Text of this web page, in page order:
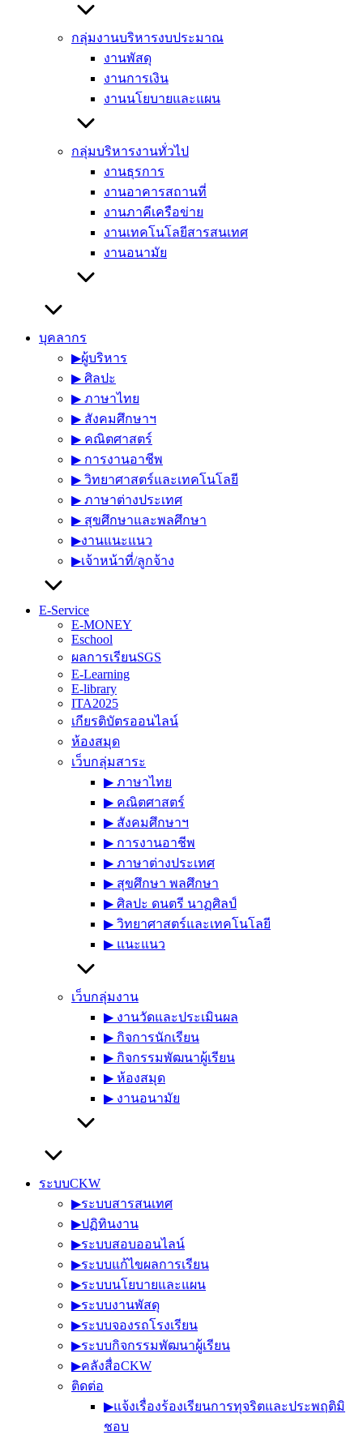
กลุ่มงานบริหารงบประมาณ
งานพัสดุ
งานการเงิน
งานนโยบายและแผน
กลุ่มบริหารงานทั่วไป
งานธุรการ
งานอาคารสถานที่
งานภาคีเครือข่าย
งานเทคโนโลยีสารสนเทศ
งานอนามัย
บุคลากร
▶︎ผู้บริหาร
▶︎ ศิลปะ
▶︎ ภาษาไทย
▶︎ สังคมศึกษาฯ
▶︎ คณิตศาสตร์
▶︎ การงานอาชีพ
▶︎ วิทยาศาสตร์และเทคโนโลยี
▶︎ ภาษาต่างประเทศ
▶︎ สุขศึกษาและพลศึกษา
▶︎งานแนะแนว
▶︎เจ้าหน้าที่/ลูกจ้าง
E-Service
E-MONEY
Eschool
ผลการเรียนSGS
E-Learning
E-library
ITA2025
เกียรติบัตรออนไลน์
ห้องสมุด
เว็บกลุ่มสาระ
▶︎ ภาษาไทย
▶︎ คณิตศาสตร์
▶︎ สังคมศึกษาฯ
▶︎ การงานอาชีพ
▶︎ ภาษาต่างประเทศ
▶︎ สุขศึกษา พลศึกษา
▶︎ ศิลปะ ดนตรี นาฏศิลป์
▶︎ วิทยาศาสตร์และเทคโนโลยี
▶︎ แนะแนว
เว็บกลุ่มงาน
▶︎ งานวัดและประเมินผล
▶︎ กิจการนักเรียน
▶︎ กิจกรรมพัฒนาผู้เรียน
▶︎ ห้องสมุด
▶︎ งานอนามัย
ระบบCKW
▶︎ระบบสารสนเทศ
▶︎ปฏิทินงาน
▶︎ระบบสอบออนไลน์
▶︎ระบบแก้ไขผลการเรียน
▶︎ระบบนโยบายและแผน
▶︎ระบบงานพัสดุ
▶︎ระบบจองรถโรงเรียน
▶︎ระบบกิจกรรมพัฒนาผู้เรียน
▶︎คลังสื่อCKW
ติดต่อ
▶︎แจ้งเรื่องร้องเรียนการทุจริตและประพฤติมิ
ชอบ